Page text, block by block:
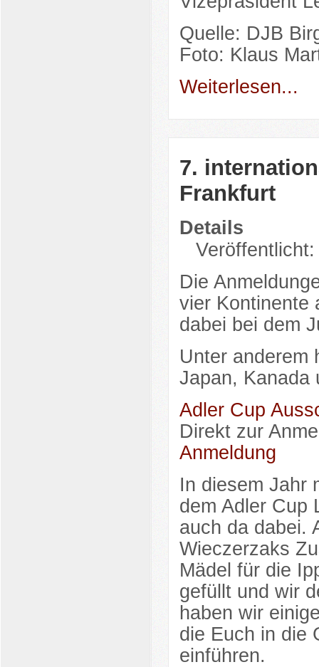
Quelle: DJB
Foto: Klaus
Weiterlesen...
7.
Frankfurt
Details
Die
vier Kontinente
dabei bei dem
Unter anderem
Japan, Kanada
Adler Cup
Direkt zur
Anmeldung
In diesem Jahr
dem Adler Cup
auch da dabei.
Wieczerzaks
Mädel für die
gefüllt und wir
haben wir
die Euch in die
einführen.